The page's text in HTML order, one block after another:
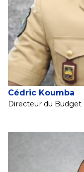
Cédric Koumba
Directeur du